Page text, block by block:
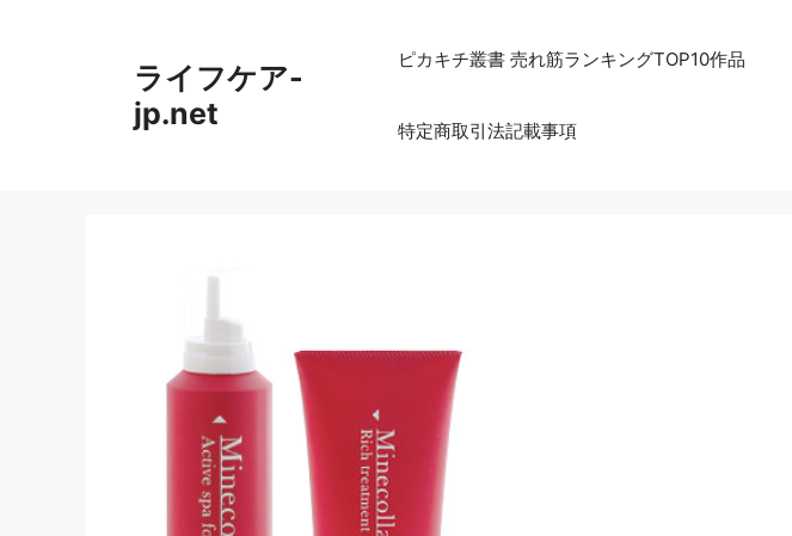
ライフケア-
jp.net
ピカキチ叢書 売れ筋ランキングTOP10作品
特定商取引法記載事項